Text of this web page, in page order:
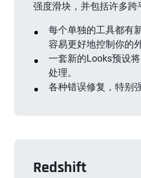
强度滑块，并包括许多跨
每个单独的工具都有
容易更好地控制你的外
一套新的Looks预设
处理。
各种错误修复，特别
Redshift